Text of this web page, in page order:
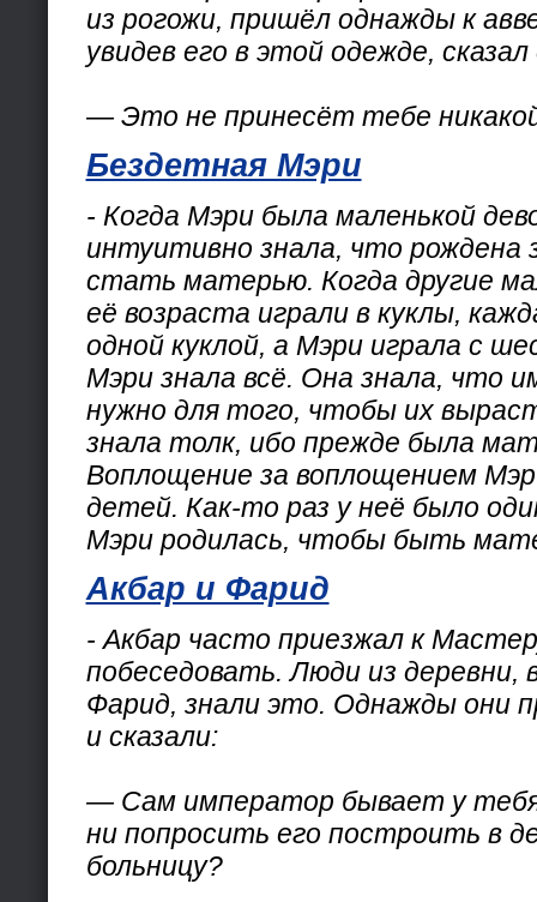
из рогожи, пришёл однажды к
увидев его в этой одежде,
— Это не принесёт тебе
Бездетная Мэри
- Когда Мэри была маленькой
интуитивно знала, что
стать матерью. Когда другие
её возраста играли в куклы,
одной куклой, а Мэри играла с
Мэри знала всё. Она знала, что
нужно для того, чтобы их
знала толк, ибо прежде была
Воплощение за воплощением
детей. Как-то раз у неё было
Мэри родилась, чтобы быть
Акбар и Фарид
- Акбар часто приезжал к
побеседовать. Люди из деревни,
Фарид, знали это. Однажды они
и сказали:
— Сам император бывает у
ни попросить его построить в
больницу?